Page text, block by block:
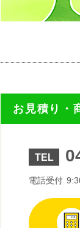
お見積り・
TEL
電話受付